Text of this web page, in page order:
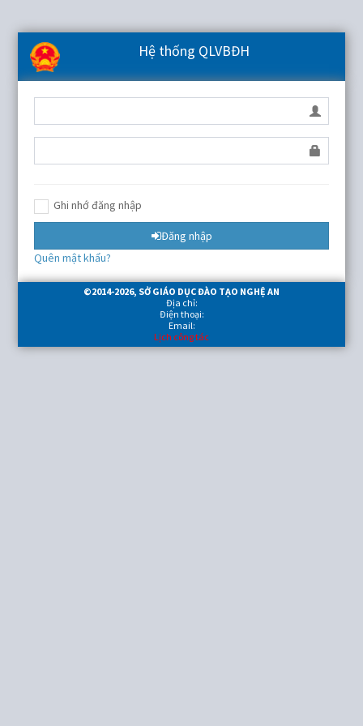
Hệ thống QLVBĐH
Ghi nhớ đăng nhập
Đăng nhập
Quên mật khẩu?
©2014-2026, SỞ GIÁO DỤC ĐÀO TẠO NGHỆ AN
Địa chỉ:
Điện thoại:
Email:
Lịch công tác